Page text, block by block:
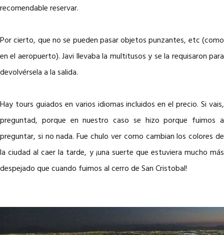
recomendable reservar.
Por cierto, que no se pueden pasar objetos punzantes, etc (como
en el aeropuerto). Javi llevaba la multitusos y se la requisaron para
devolvérsela a la salida.
Hay tours guiados en varios idiomas incluidos en el precio. Si vais,
preguntad, porque en nuestro caso se hizo porque fuimos a
preguntar, si no nada. Fue chulo ver como cambian los colores de
la ciudad al caer la tarde, y ¡una suerte que estuviera mucho más
despejado que cuando fuimos al cerro de San Cristobal!